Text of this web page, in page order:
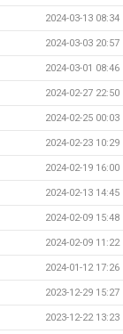
2024-03-13 08:34
2024-03-03 20:57
2024-03-01 08:46
2024-02-27 22:50
2024-02-25 00:03
2024-02-23 10:29
2024-02-19 16:00
2024-02-13 14:45
2024-02-09 15:48
2024-02-09 11:22
2024-01-12 17:26
2023-12-29 15:27
2023-12-22 13:23